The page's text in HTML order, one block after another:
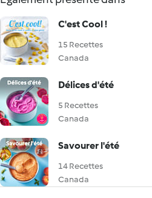
C'est Cool !
15 Recettes
Canada
Délices d'été
5 Recettes
Canada
Savourer l'été
14 Recettes
Canada